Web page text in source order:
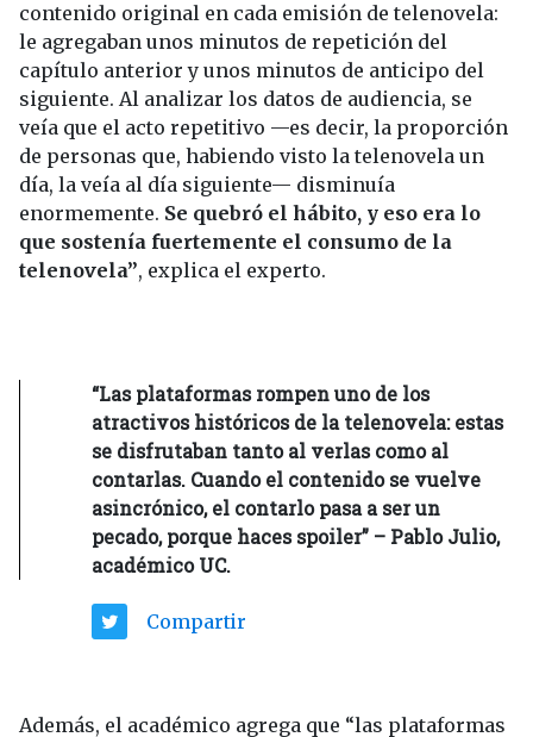
contenido original en cada emisión de telenovela:
le agregaban unos minutos de repetición del
capítulo anterior y unos minutos de anticipo del
siguiente. Al analizar los datos de audiencia, se
veía que el acto repetitivo —es decir, la proporción
de personas que, habiendo visto la telenovela un
día, la veía al día siguiente— disminuía
enormemente. Se quebró el hábito, y eso era lo
que sostenía fuertemente el consumo de la
telenovela”, explica el experto.
“Las plataformas rompen uno de los
atractivos históricos de la telenovela: estas
se disfrutaban tanto al verlas como al
contarlas. Cuando el contenido se vuelve
asincrónico, el contarlo pasa a ser un
pecado, porque haces spoiler” – Pablo Julio,
académico UC.
Compartir
Además, el académico agrega que “las plataformas